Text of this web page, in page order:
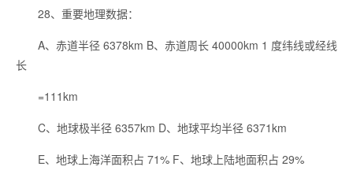
28、重要地理数据：
A、赤道半径 6378km B、赤道周长 40000km 1 度纬线或经线
长
=111km
C、地球极半径 6357km D、地球平均半径 6371km
E、地球上海洋面积占 71% F、地球上陆地面积占 29%